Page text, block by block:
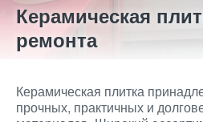
Керамическая
ремонта
Керамическая плитка
прочных, практичных и